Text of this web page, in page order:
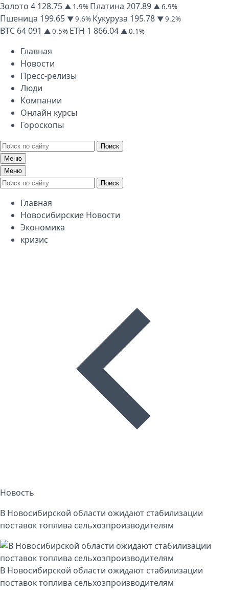
Золото 4 128.75 ▲ 1.9% Платина 207.89 ▲ 6.9%
Пшеница 199.65 ▼ 9.6% Кукуруза 195.78 ▼ 9.2%
BTC 64 091 ▲ 0.5% ETH 1 866.04 ▲ 0.1%
Главная
Новости
Пресс-релизы
Люди
Компании
Онлайн курсы
Гороскопы
Поиск
Меню
Меню
Поиск
Главная
Новосибирские Новости
Экономика
кризис
Новость
В Новосибирской области ожидают стабилизации
поставок топлива сельхозпроизводителям
В Новосибирской области ожидают стабилизации
поставок топлива сельхозпроизводителям